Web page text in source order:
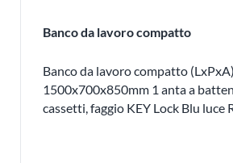
Banco da lavoro compatto
Banco da lavoro compatto (LxPxA)
1500x700x850mm 1 anta a
cassetti, faggio KEY Lock Blu luce